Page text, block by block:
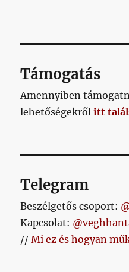
Támogatás
Amennyiben
lehetőségekrőlitt
Telegram
Beszélgetős csoport:
Kapcsolat:
//Mi ez és hogyan